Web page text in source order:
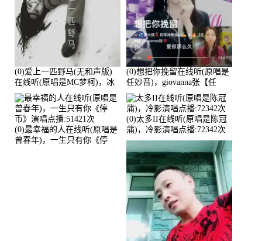
(0)爱上一匹野马(无和声版)
在线听(原唱是MC梦柯)，冰
鑫Asce演唱点播:178815次
(0)想把你挽留在线听(原唱是
任妙音)，giovanna张【任
96】演唱点播:60173次
(0)最幸福的人在线听(原唱是
曾春年)，一生只有你《停
(0)太多II在线听(原唱是陈冠
蒲)，冷影演唱点播:72342次